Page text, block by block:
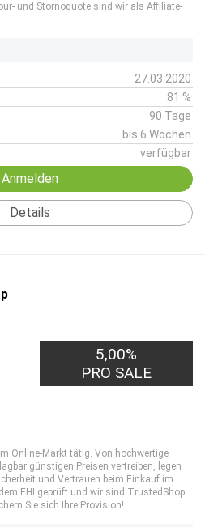
und Stornoquote sind wir als Affiliate-
27.03.2020
81 %
90 Tage
bis 6 Wochen
verfügbar
Anmelden
Details
5,00%
PRO SALE
Online-Markt tätig. Von hochwertige
günstigen Preisen vertreiben, legen
und Vertrauen beim Einkauf im
EHI geprüft und wir sind TrustedShop
Sie sich Ihre Provision!